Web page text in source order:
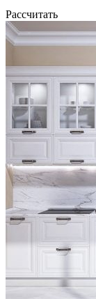
Рассчитать